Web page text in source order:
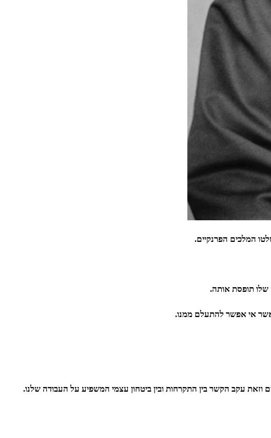
המלכים הפרנקיים.
תופסת אותה.
אשר אי אפשר להתעלם ממנו.
וזאת עקב הקשר בין התקרחות ובין ביטחון עצמי המשפיע על העבודה שלנו.